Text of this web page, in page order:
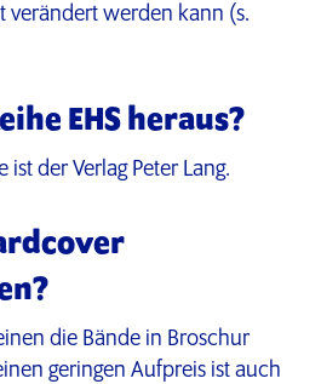
verändert werden kann (s.
EHS heraus?
ist der Verlag Peter Lang.
die Bände in Broschur
geringen Aufpreis ist auch